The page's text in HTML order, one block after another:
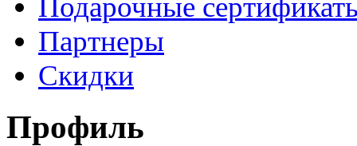
Подарочные
Партнеры
Скидки
Профиль